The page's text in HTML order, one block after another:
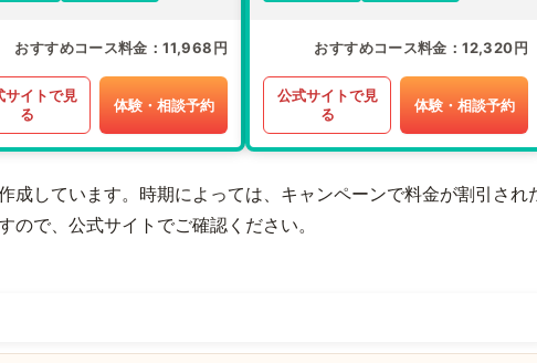
おすすめコース料金 11,968円
サイトで見
る
体験・相談予約
おすすめコース料金 12,320円
公式サイトで見
る
体験・相談予約
成しています。時期によっては、キャンペーンで料金が割引され
ので、公式サイトでご確認ください。